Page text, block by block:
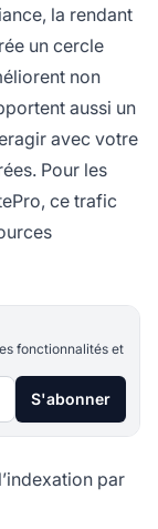
la rendant
un cercle
non
aussi un
avec votre
Pour les
ce trafic
fonctionnalités et
S'abonner
par